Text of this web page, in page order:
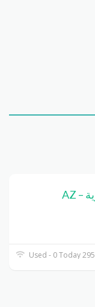
تعلم اللغة الانجليزية – AZ
295 Used - 0 Today